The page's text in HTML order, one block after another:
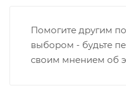
Помогите другим
выбором - будьте
своим мнением об